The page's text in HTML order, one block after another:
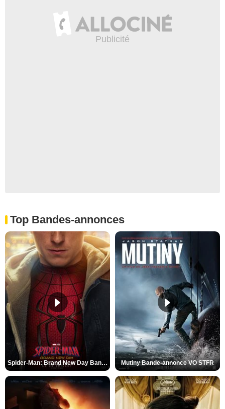
Top Bandes-annonces
Spider-Man: Brand New Day Bande-annonce VO STFR Mutiny Bande-annonce VO STFR